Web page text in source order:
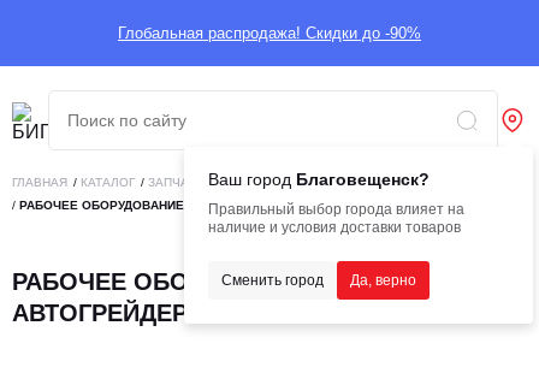
Глобальная распродажа! Скидки до -90%
Ваш город Благовещенск?
Правильный выбор города влияет на
наличие и условия доставки товаров
Сменить город Да, верно
ГЛАВНАЯ / КАТАЛОГ / ЗАПЧАСТИ /ЗАПЧАСТИ ДЛЯ АВТОГРЕЙДЕРОВ
/ РАБОЧЕЕ ОБОРУДОВАНИЕ ДЛЯ АВТОГРЕЙДЕРОВ
РАБОЧЕЕ ОБОРУДОВАНИЕ ДЛЯ
АВТОГРЕЙДЕРОВ